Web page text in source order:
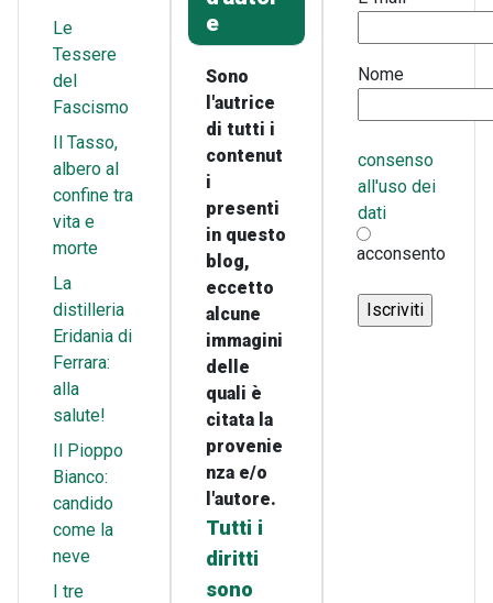
Le
Tessere
del
Fascismo
Il Tasso,
albero al
confine tra
vita e
morte
La
distilleria
Eridania di
Ferrara:
alla
salute!
Il Pioppo
Bianco:
candido
come la
neve
I tre
e
Sono
l'autrice
di tutti i
contenut
i
presenti
in questo
blog,
eccetto
alcune
immagini
delle
quali è
citata la
provenie
nza e/o
l'autore.
Tutti i
diritti
sono
Nome
consenso
all'uso dei
dati
acconsento